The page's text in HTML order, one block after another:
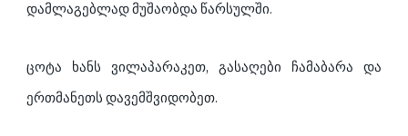
დამლაგებლად მუშაობდა წარსულში.
ცოტა ხანს ვილაპარაკეთ, გასაღები ჩამაბარა და
ერთმანეთს დავემშვიდობეთ.